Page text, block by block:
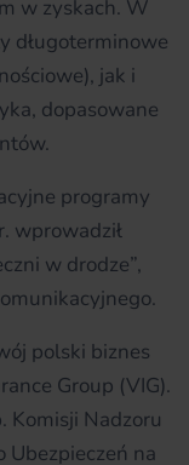
w zyskach. W
długoterminowe
jak i
dopasowane
programy
wprowadził
w drodze”,
polski biznes
Group (VIG).
Komisji Nadzoru
Ubezpieczeń na